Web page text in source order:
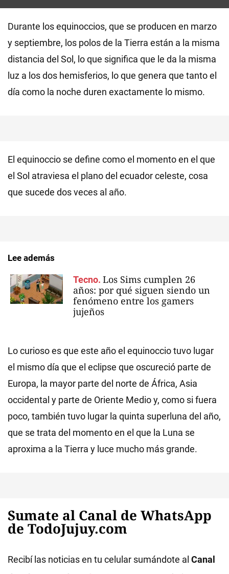
Durante los equinoccios, que se producen en marzo
y septiembre, los polos de la Tierra están a la misma
distancia del Sol, lo que significa que le da la misma
luz a los dos hemisferios, lo que genera que tanto el
día como la noche duren exactamente lo mismo.
El equinoccio se define como el momento en el que
el Sol atraviesa el plano del ecuador celeste, cosa
que sucede dos veces al año.
Lee además
Tecno. Los Sims cumplen 26
años: por qué siguen siendo un
fenómeno entre los gamers
jujeños
Lo curioso es que este año el equinoccio tuvo lugar
el mismo día que el eclipse que oscureció parte de
Europa, la mayor parte del norte de África, Asia
occidental y parte de Oriente Medio y, como si fuera
poco, también tuvo lugar la quinta superluna del año,
que se trata del momento en el que la Luna se
aproxima a la Tierra y luce mucho más grande.
Sumate al Canal de WhatsApp
de TodoJujuy.com
Recibí las noticias en tu celular sumándote al Canal